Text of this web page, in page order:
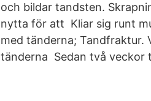
och bildar tandsten.
nytta för att Kliar sig runt
med tänderna; Tandfraktur.
tänderna Sedan två veckor